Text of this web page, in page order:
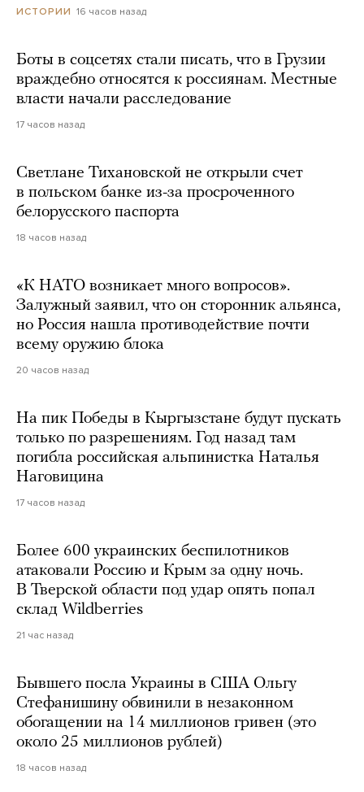
ИСТОРИИ 16 часов назад
Боты в соцсетях стали писать, что в Грузии
враждебно относятся к россиянам. Местные
власти начали расследование
17 часов назад
Светлане Тихановской не открыли счет
в польском банке из-за просроченного
белорусского паспорта
18 часов назад
«К НАТО возникает много вопросов».
Залужный заявил, что он сторонник альянса,
но Россия нашла противодействие почти
всему оружию блока
20 часов назад
На пик Победы в Кыргызстане будут пускать
только по разрешениям. Год назад там
погибла российская альпинистка Наталья
Наговицина
17 часов назад
Более 600 украинских беспилотников
атаковали Россию и Крым за одну ночь.
В Тверской области под удар опять попал
склад Wildberries
21 час назад
Бывшего посла Украины в США Ольгу
Стефанишину обвинили в незаконном
обогащении на 14 миллионов гривен (это
около 25 миллионов рублей)
18 часов назад